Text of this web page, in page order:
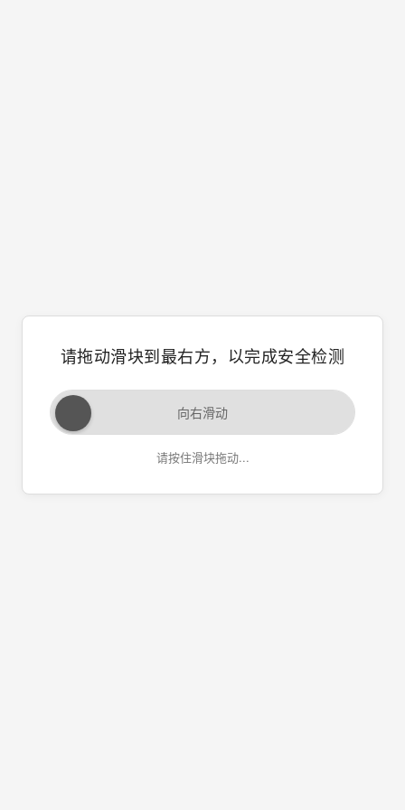
请拖动滑块到最右方，以完成安全检测
向右滑动
请按住滑块拖动...